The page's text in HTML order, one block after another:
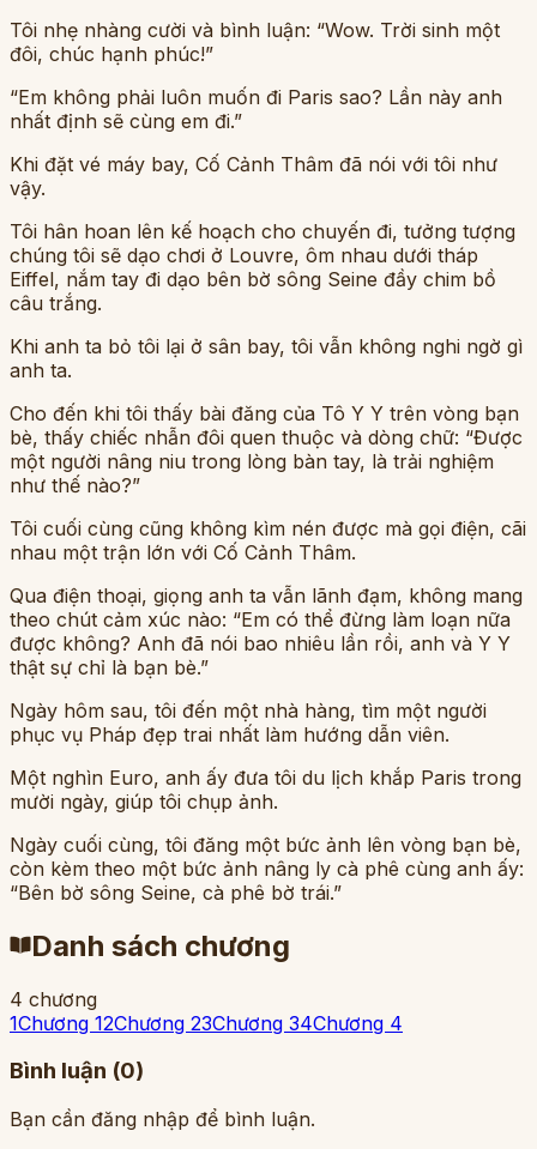
Tôi nhẹ nhàng cười và bình luận: “Wow. Trời sinh một
đôi, chúc hạnh phúc!”
“Em không phải luôn muốn đi Paris sao? Lần này anh
nhất định sẽ cùng em đi.”
Khi đặt vé máy bay, Cố Cảnh Thâm đã nói với tôi như
vậy.
Tôi hân hoan lên kế hoạch cho chuyến đi, tưởng tượng
chúng tôi sẽ dạo chơi ở Louvre, ôm nhau dưới tháp
Eiffel, nắm tay đi dạo bên bờ sông Seine đầy chim bồ
câu trắng.
Khi anh ta bỏ tôi lại ở sân bay, tôi vẫn không nghi ngờ gì
anh ta.
Cho đến khi tôi thấy bài đăng của Tô Y Y trên vòng bạn
bè, thấy chiếc nhẫn đôi quen thuộc và dòng chữ: “Được
một người nâng niu trong lòng bàn tay, là trải nghiệm
như thế nào?”
Tôi cuối cùng cũng không kìm nén được mà gọi điện, cãi
nhau một trận lớn với Cố Cảnh Thâm.
Qua điện thoại, giọng anh ta vẫn lãnh đạm, không mang
theo chút cảm xúc nào: “Em có thể đừng làm loạn nữa
được không? Anh đã nói bao nhiêu lần rồi, anh và Y Y
thật sự chỉ là bạn bè.”
Ngày hôm sau, tôi đến một nhà hàng, tìm một người
phục vụ Pháp đẹp trai nhất làm hướng dẫn viên.
Một nghìn Euro, anh ấy đưa tôi du lịch khắp Paris trong
mười ngày, giúp tôi chụp ảnh.
Ngày cuối cùng, tôi đăng một bức ảnh lên vòng bạn bè,
còn kèm theo một bức ảnh nâng ly cà phê cùng anh ấy:
“Bên bờ sông Seine, cà phê bờ trái.”
Danh sách chương
4 chương
1Chương 12Chương 23Chương 34Chương 4
Bình luận (0)
Bạn cần đăng nhập để bình luận.